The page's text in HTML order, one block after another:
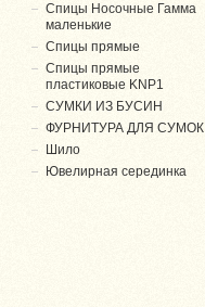
Спицы Носочные Гамма
маленькие
Спицы прямые
Спицы прямые
пластиковые KNP1
СУМКИ ИЗ БУСИН
ФУРНИТУРА ДЛЯ СУМОК
Шило
Ювелирная серединка